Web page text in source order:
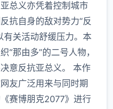
总义亦凭着控制城市
抗自身的敌对势力“反
有关活动舒缓压力。本
“那由多”的二号人物，
意反抗亚总义。 本作
友广泛用来与同时期
赛博朋克2077》进行